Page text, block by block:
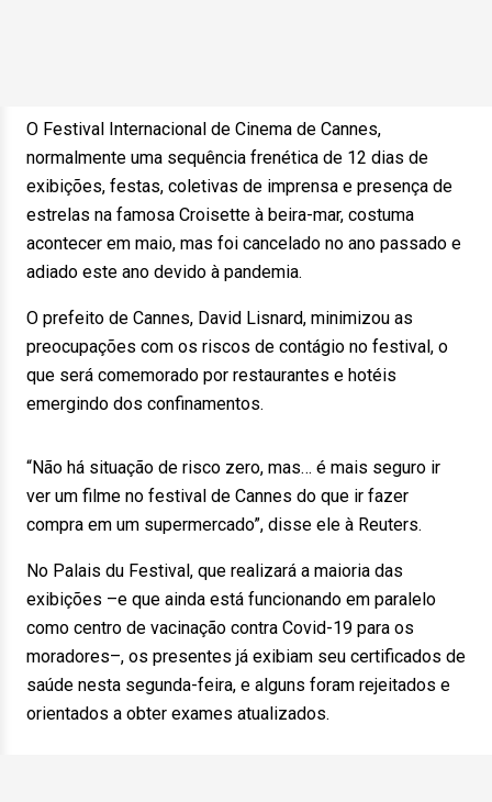
O Festival Internacional de Cinema de Cannes,
normalmente uma sequência frenética de 12 dias de
exibições, festas, coletivas de imprensa e presença de
estrelas na famosa Croisette à beira-mar, costuma
acontecer em maio, mas foi cancelado no ano passado e
adiado este ano devido à pandemia.
O prefeito de Cannes, David Lisnard, minimizou as
preocupações com os riscos de contágio no festival, o
que será comemorado por restaurantes e hotéis
emergindo dos confinamentos.
“Não há situação de risco zero, mas… é mais seguro ir
ver um filme no festival de Cannes do que ir fazer
compra em um supermercado”, disse ele à Reuters.
No Palais du Festival, que realizará a maioria das
exibições –e que ainda está funcionando em paralelo
como centro de vacinação contra Covid-19 para os
moradores–, os presentes já exibiam seu certificados de
saúde nesta segunda-feira, e alguns foram rejeitados e
orientados a obter exames atualizados.